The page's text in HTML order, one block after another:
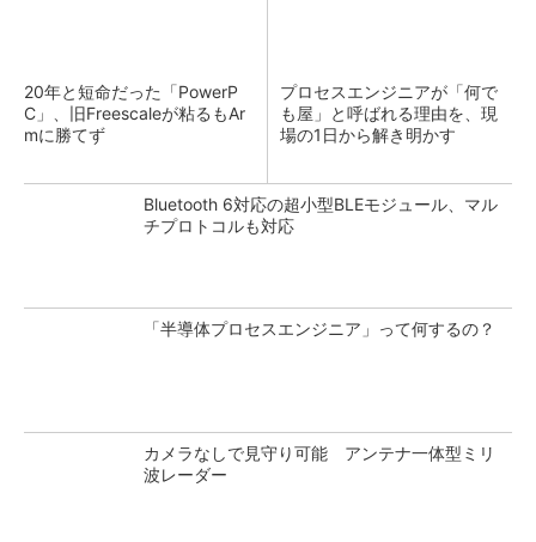
20年と短命だった「PowerP
C」、旧Freescaleが粘るもAr
mに勝てず
プロセスエンジニアが「何で
も屋」と呼ばれる理由を、現
場の1日から解き明かす
Bluetooth 6対応の超小型BLEモジュール、マル
チプロトコルも対応
「半導体プロセスエンジニア」って何するの？
カメラなしで見守り可能 アンテナ一体型ミリ
波レーダー